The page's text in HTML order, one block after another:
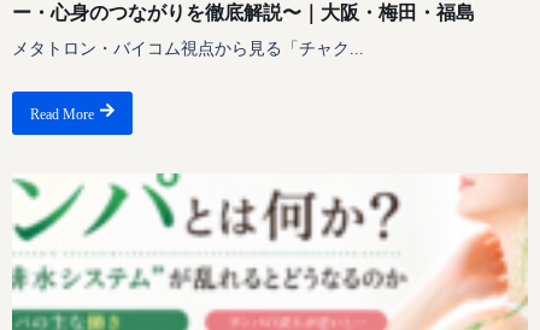
ー・心身のつながりを徹底解説〜｜大阪・梅田・福島
メタトロン・バイコム視点から見る「チャク...
Read More